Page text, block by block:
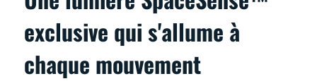
exclusive qui s'allume à
chaque mouvement